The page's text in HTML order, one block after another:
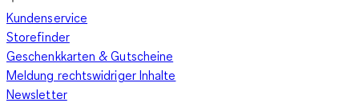
Kundenservice
Storefinder
Geschenkkarten & Gutscheine
Meldung rechtswidriger Inhalte
Newsletter